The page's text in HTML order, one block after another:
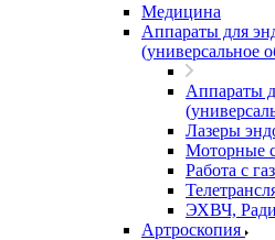
Медицина
Аппараты для
(универсальное
Аппараты
Лазеры
Моторные
Работа с
ЭХВЧ,
Артроскопия